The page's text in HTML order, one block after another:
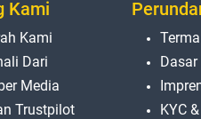
Kami
Kami
Dari
Media
Trustpilot
KYC